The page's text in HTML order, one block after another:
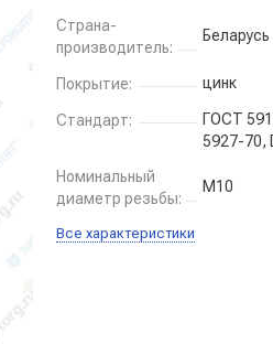
Страна-
производитель:
Беларусь
Покрытие: цинк
Стандарт:
ГОСТ
5927-70,
Номинальный
диаметр резьбы:
М10
Все характеристики